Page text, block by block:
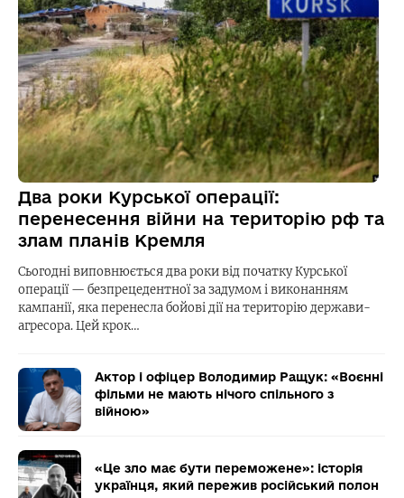
Два роки Курської операції:
перенесення війни на територію рф та
злам планів Кремля
Сьогодні виповнюється два роки від початку Курської
операції — безпрецедентної за задумом і виконанням
кампанії, яка перенесла бойові дії на територію держави-
агресора. Цей крок…
Актор і офіцер Володимир Ращук: «Воєнні
фільми не мають нічого спільного з
війною»
«Це зло має бути переможене»: історія
українця, який пережив російський полон